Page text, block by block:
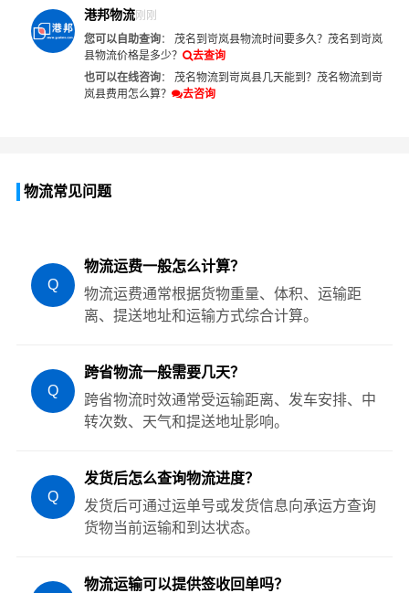
港邦物流刚刚
您可以自助查询： 茂名到岢岚县物流时间要多久？ 茂名到岢岚
县物流价格是多少？
去查询
也可以在线咨询： 茂名物流到岢岚县几天能到？ 茂名物流到岢
岚县费用怎么算？
去咨询
物流常见问题
Q
物流运费一般怎么计算？
物流运费通常根据货物重量、体积、运输距
离、提送地址和运输方式综合计算。
Q
跨省物流一般需要几天？
跨省物流时效通常受运输距离、发车安排、中
转次数、天气和提送地址影响。
Q
发货后怎么查询物流进度？
发货后可通过运单号或发货信息向承运方查询
货物当前运输和到达状态。
物流运输可以提供签收回单吗？